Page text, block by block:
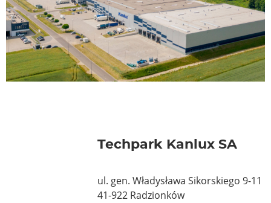
Techpark Kanlux SA
ul. gen. Władysława Sikorskiego 9-11
41-922 Radzionków